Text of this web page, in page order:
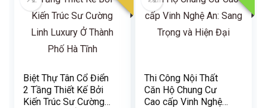
Biệt Thự Tân Cổ Điển
2 Tầng Thiết Kế Bởi
Kiến Trúc Sư Cường
Thi Công Nội Thất
Căn Hộ Chung Cư
Cao cấp Vinh Nghệ